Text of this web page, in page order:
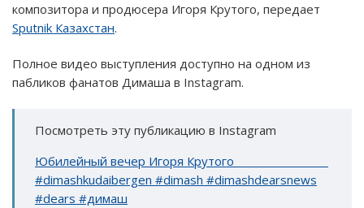
композитора и продюсера Игоря Крутого, передает
Sputnik Казахстан.
Полное видео выступления доступно на одном из
пабликов фанатов Димаша в Instagram.
Посмотреть эту публикацию в Instagram
Юбилейный вечер Игоря Крутого ________________
#dimashkudaibergen #dimash #dimashdearsnews
#dears #димаш